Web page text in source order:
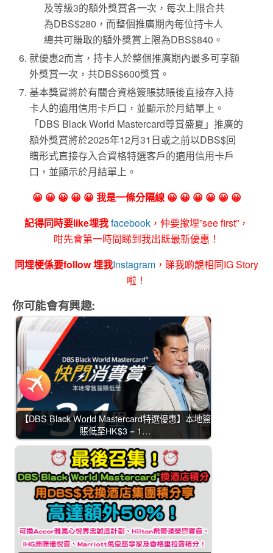
及等級3的額外獎賞各一次，每次上限合共
為DBS$280，而整個推廣期內每位持卡人
總共可賺取的額外獎賞上限為DBS$840。
就優惠2而言，持卡人於整個推廣期內最多可享額
外獎賞一次，共DBS$600獎賞。
基本獎賞將於有關合資格簽賬誌賬後直接存入持
卡人的適用信用卡戶口，並顯示於月結單上。
「DBS Black World Mastercard尊賞盛夏」推廣的
額外獎賞將於2025年12月31日或之前以DBS$回
贈形式直接存入合資格特選客戶的適用信用卡戶
口，並顯示於月結單上。
😀 😀 😀 😀 😀 我是一條分隔線 😀 😀 😀 😀 😀 😀
記得同時要like埋我facebook ，仲要撳埋”see first”，
咁先會第一時間睇到我出既最新優惠！
同埋梗係要follow 埋我Instagram ，睇我啲靚相同IG Story
啦！
你可能會有興趣:
【DBS Black World Mastercard特選優惠】本地簽
賬低至HK$3 = 1…